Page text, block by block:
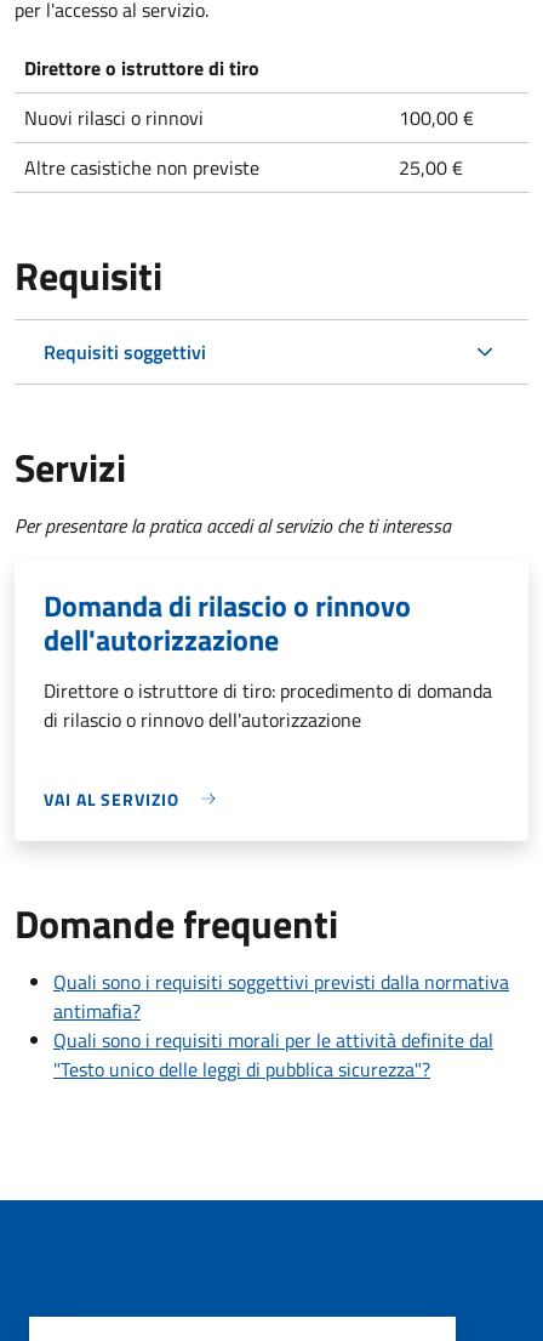
per l'accesso al servizio.
Direttore o istruttore di tiro
Nuovi rilasci o rinnovi
100,00 €
Altre casistiche non previste
25,00 €
Requisiti
Requisiti soggettivi
Servizi
Per presentare la pratica accedi al servizio che ti interessa
Domanda di rilascio o rinnovo
dell'autorizzazione
Direttore o istruttore di tiro: procedimento di domanda
di rilascio o rinnovo dell'autorizzazione
VAI AL SERVIZIO
Domande frequenti
Quali sono i requisiti soggettivi previsti dalla normativa
antimafia?
Quali sono i requisiti morali per le attività definite dal
"Testo unico delle leggi di pubblica sicurezza"?